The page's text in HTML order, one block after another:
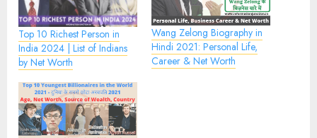
Top 10 Richest Person in
India 2024 | List of Indians
by Net Worth
Wang Zelong Biography in
Hindi 2021: Personal Life,
Career & Net Worth